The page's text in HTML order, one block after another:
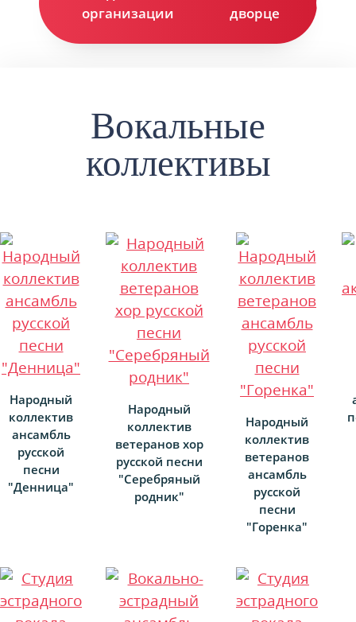
организации
дворце
Вокальные
коллективы
Народный
коллектив
ансамбль
русской
песни
"Денница"
Народный
коллектив
ветеранов хор
русской песни
"Серебряный
родник"
Народный
коллектив
ветеранов
ансамбль
русской
песни
"Горенка"